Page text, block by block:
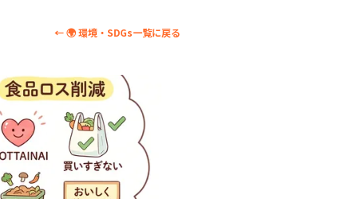
← 🌍 環境・SDGs一覧に戻る